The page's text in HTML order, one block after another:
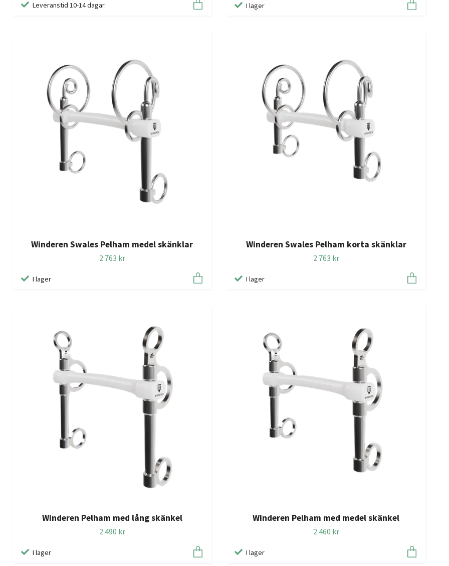
Leveranstid 10-14 dagar. I lager
Winderen Swales Pelham medel skänklar
2 763 kr
I lager
Winderen Swales Pelham korta skänklar
2 763 kr
I lager
Winderen Pelham med lång skänkel
2 490 kr
I lager
Winderen Pelham med medel skänkel
2 460 kr
I lager